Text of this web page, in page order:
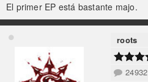
El primer EP está bastante majo.
roots
24932